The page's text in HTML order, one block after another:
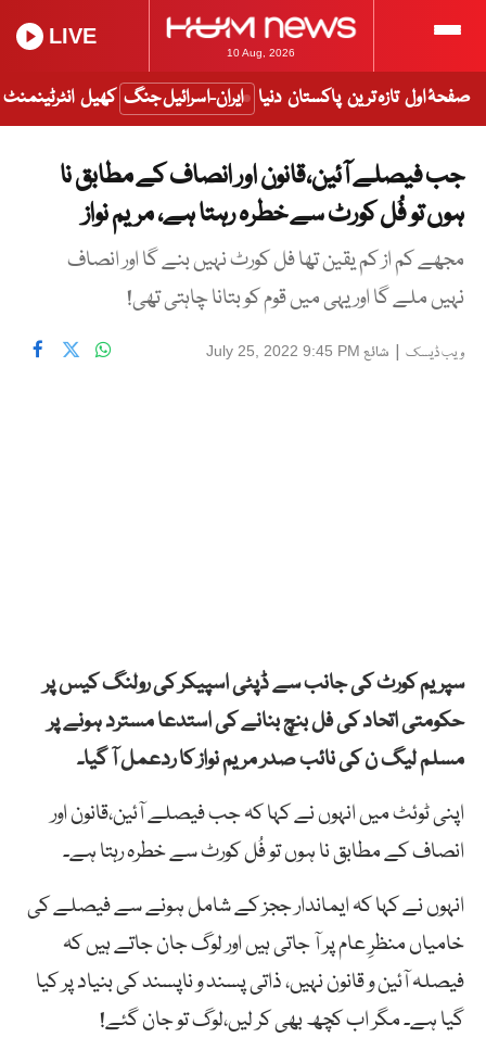
10 Aug, 2026
LIVE
صفحۂ اول تازہ ترین پاکستان دنیا ایران-اسرائیل جنگ کھیل انٹرٹینمنٹ
جب فیصلے آئین،قانون اور انصاف کے مطابق نا
ہوں تو فُل کورٹ سے خطرہ رہتا ہے، مریم نواز
مجھے کم از کم یقین تھا فل کورٹ نہیں بنے گا اور انصاف
نہیں ملے گا اور یہی میں قوم کو بتانا چاہتی تھی!
ویب ڈیسک | شائع July 25, 2022 9:45 PM
سپریم کورٹ کی جانب سے ڈپٹی اسپیکر کی رولنگ کیس پر
حکومتی اتحاد کی فل بنچ بنانے کی استدعا مسترد ہونے پر
مسلم لیگ ن کی نائب صدر مریم نواز کا ردعمل آ گیا۔
اپنی ٹوئٹ میں انہوں نے کہا کہ جب فیصلے آئین،قانون اور
انصاف کے مطابق نا ہوں تو فُل کورٹ سے خطرہ رہتا ہے۔
انہوں نے کہا کہ ایماندار ججز کے شامل ہونے سے فیصلے کی
خامیاں منظرِ عام پر آ جاتی ہیں اور لوگ جان جاتے ہیں کہ
فیصلہ آئین و قانون نہیں، ذاتی پسند و ناپسند کی بنیاد پر کیا
گیا ہے۔ مگر اب کچھ بھی کر لیں،لوگ تو جان گئے!